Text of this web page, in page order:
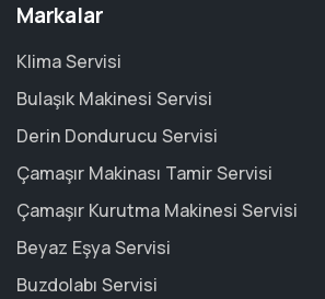
Markalar
Klima Servisi
Bulaşık Makinesi Servisi
Derin Dondurucu Servisi
Çamaşır Makinası Tamir Servisi
Çamaşır Kurutma Makinesi Servisi
Beyaz Eşya Servisi
Buzdolabı Servisi